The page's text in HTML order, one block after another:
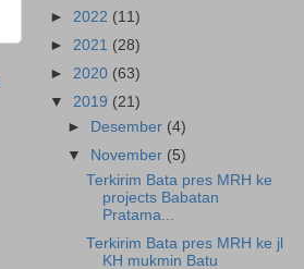
► 2022 (11)
► 2021 (28)
► 2020 (63)
▼ 2019 (21)
► Desember (4)
▼
November (5)
Terkirim Bata pres MRH ke
projects Babatan
Pratama...
Terkirim Bata pres MRH ke jl
KH mukmin Batu